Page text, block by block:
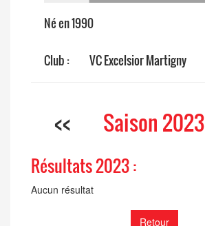
Né en 1990
Club : VC Excelsior Martigny
<< Saison 2023
Résultats 2023 :
Aucun résultat
Retour